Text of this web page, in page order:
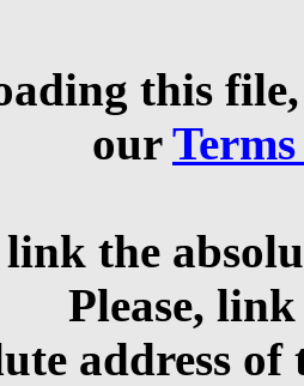
this
our
the
Please,
address